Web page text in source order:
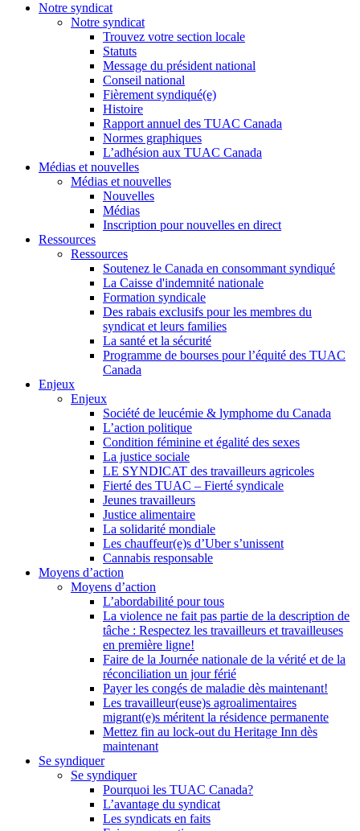
Notre syndicat
Notre syndicat
Trouvez votre section locale
Statuts
Message du président national
Conseil national
Fièrement syndiqué(e)
Histoire
Rapport annuel des TUAC Canada
Normes graphiques
L’adhésion aux TUAC Canada
Médias et nouvelles
Médias et nouvelles
Nouvelles
Médias
Inscription pour nouvelles en direct
Ressources
Ressources
Soutenez le Canada en consommant syndiqué
La Caisse d'indemnité nationale
Formation syndicale
Des rabais exclusifs pour les membres du
syndicat et leurs families
La santé et la sécurité
Programme de bourses pour l’équité des TUAC
Canada
Enjeux
Enjeux
Société de leucémie & lymphome du Canada
L’action politique
Condition féminine et égalité des sexes
La justice sociale
LE SYNDICAT des travailleurs agricoles
Fierté des TUAC – Fierté syndicale
Jeunes travailleurs
Justice alimentaire
La solidarité mondiale
Les chauffeur(e)s d’Uber s’unissent
Cannabis responsable
Moyens d’action
Moyens d’action
L’abordabilité pour tous
La violence ne fait pas partie de la description de
tâche : Respectez les travailleurs et travailleuses
en première ligne!
Faire de la Journée nationale de la vérité et de la
réconciliation un jour férié
Payer les congés de maladie dès maintenant!
Les travailleur(euse)s agroalimentaires
migrant(e)s méritent la résidence permanente
Mettez fin au lock-out du Heritage Inn dès
maintenant
Se syndiquer
Se syndiquer
Pourquoi les TUAC Canada?
L’avantage du syndicat
Les syndicats en faits